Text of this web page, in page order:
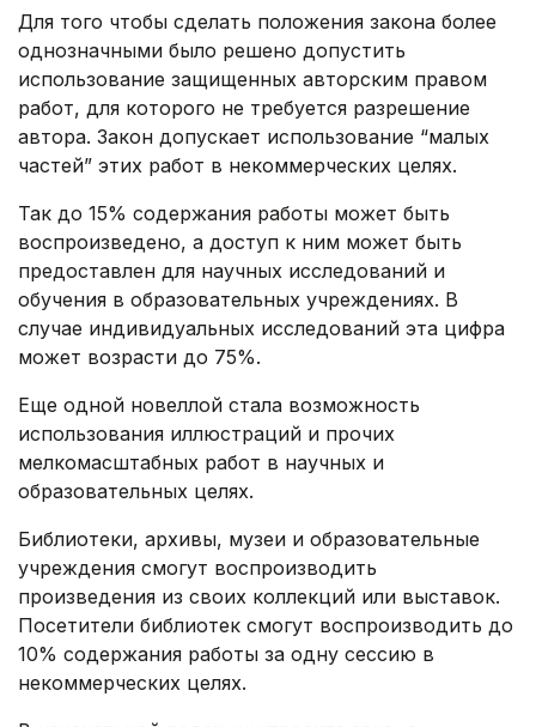
Для того чтобы сделать положения закона более
однозначными было решено допустить
использование защищенных авторским правом
работ, для которого не требуется разрешение
автора. Закон допускает использование “малых
частей” этих работ в некоммерческих целях.
Так до 15% содержания работы может быть
воспроизведено, а доступ к ним может быть
предоставлен для научных исследований и
обучения в образовательных учреждениях. В
случае индивидуальных исследований эта цифра
может возрасти до 75%.
Еще одной новеллой стала возможность
использования иллюстраций и прочих
мелкомасштабных работ в научных и
образовательных целях.
Библиотеки, архивы, музеи и образовательные
учреждения смогут воспроизводить
произведения из своих коллекций или выставок.
Посетители библиотек смогут воспроизводить до
10% содержания работы за одну сессию в
некоммерческих целях.